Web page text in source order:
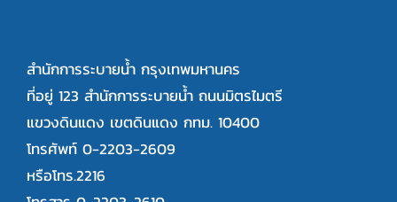
สำนักการระบายน้ำ กรุงเทพมหานคร
ที่อยู่ 123 สำนักการระบายน้ำ ถนนมิตรไมตรี
แขวงดินแดง เขตดินแดง กทม. 10400
โทรศัพท์ 0-2203-2609
หรือโทร.2216